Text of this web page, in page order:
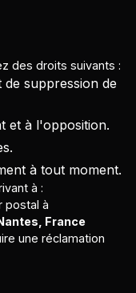
des droits suivants :
suppression de
et à l'opposition.
à tout moment.
à :
postal à
France
une réclamation